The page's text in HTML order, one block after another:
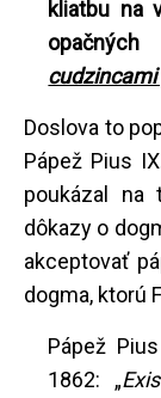
kliatbu na
opačných
Doslova to
Pápež Pius
poukázal na
dôkazy o
akceptovať
dogma, ktorú
Pápež
1862: „